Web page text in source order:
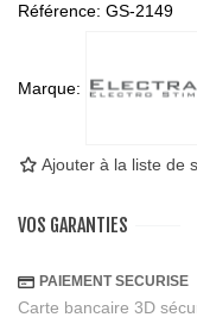
Référence: GS-2149
Marque:
Ajouter à la liste de
VOS GARANTIES
PAIEMENT SECURISE
Carte bancaire 3D